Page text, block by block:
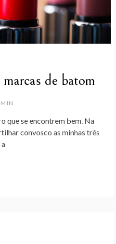
de batom
que se encontrem bem. Na
convosco as minhas três